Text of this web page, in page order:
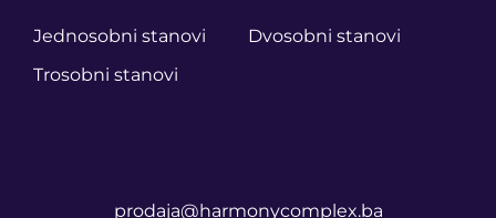
Jednosobni stanovi
Dvosobni stanovi
Trosobni stanovi
prodaja@harmonycomplex.ba